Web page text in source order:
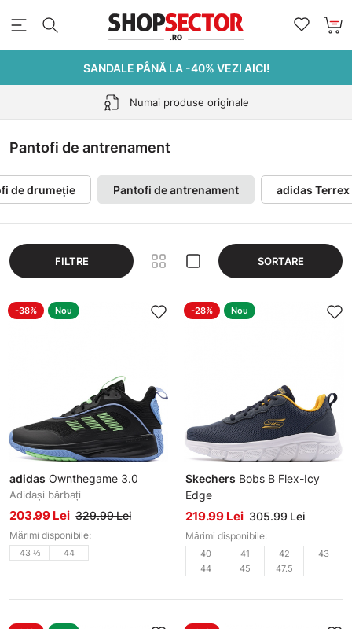
SANDALE PÂNĂ LA -40% VEZI AICI!
Retur gratuit în 30 de zile
Pantofi de antrenament
de drumeție Pantofi de antrenament adidas Terrex
FILTRE SORTARE
-38% Nou
adidas Ownthegame 3.0
Adidași bărbați
203.99 Lei 329.99 Lei
Mărimi disponibile:
43 ⅓ 44
-28% Nou
Skechers Bobs B Flex-Icy
Edge
Adidași bărbați
219.99 Lei 305.99 Lei
Mărimi disponibile:
40 41 42
43
44
45 47.5